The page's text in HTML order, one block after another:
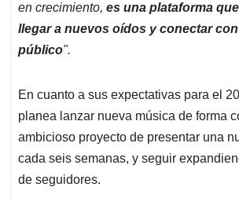
en crecimiento, es una plataforma
llegar a nuevos oídos y conectar
público".
En cuanto a sus expectativas para el
planea lanzar nueva música de forma
ambicioso proyecto de presentar una
cada seis semanas, y seguir
de seguidores.